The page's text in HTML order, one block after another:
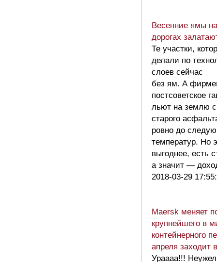
Весенние ямы
дорогах
Те участки,
делали по
слоев сейчас
без ям. А
постсоветское
льют на землю с
старого
ровно до
температур. Но
выгоднее, есть
а значит —
2018-03-29
Maersk меняет
крупнейшего в
контейнерного
апреля
Ураааа!!!